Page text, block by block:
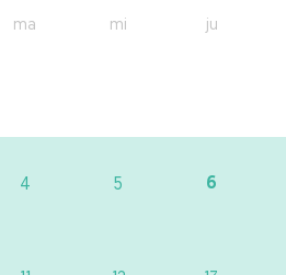
ma mi ju
4 5 6